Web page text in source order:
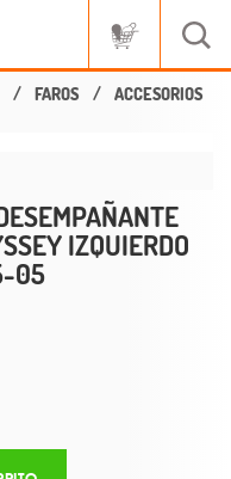
FAROS ACCESORIOS
IZQUIERDO
05